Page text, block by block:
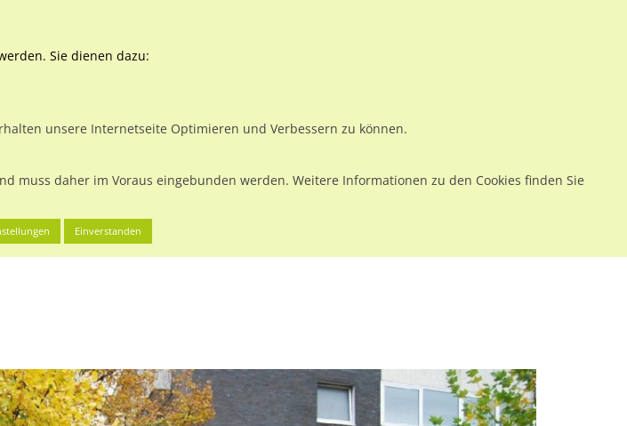
1/Holtener Str
Sie dienen dazu:
unsere Internetseite Optimieren und Verbessern zu können.
muss daher im Voraus eingebunden werden. Weitere Informationen zu den Cookies finden Sie
Einverstanden